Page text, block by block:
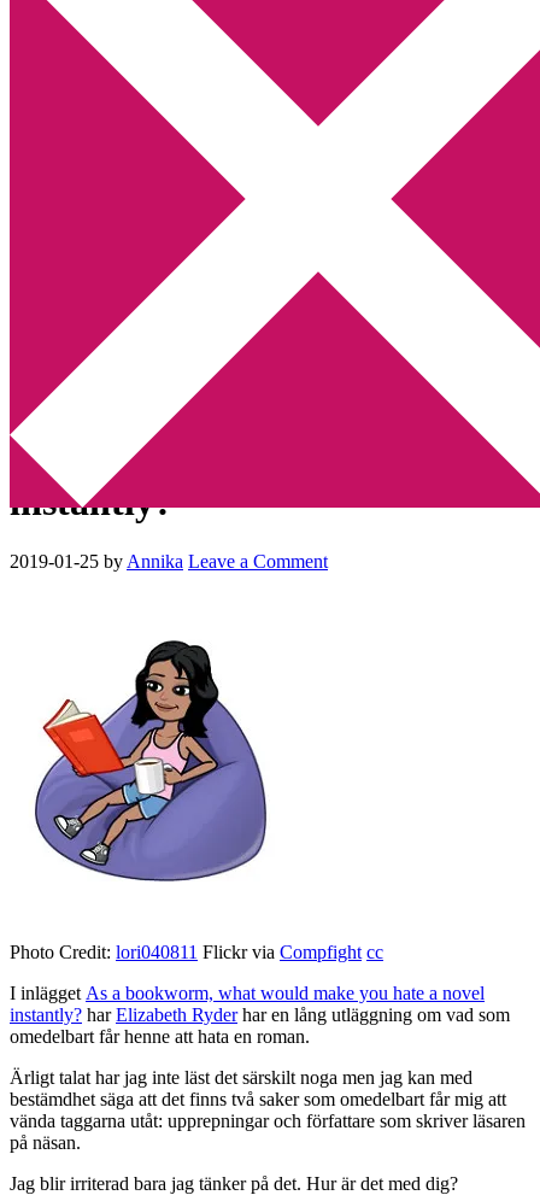
Hem
Boktolva
Författarfemman
Kontakt
Webbshop Amazon
Utskriftscentralen
Min tv-blogg
You are here:Home Okategoriserade
As a bookworm, what
would make you hate a novel instantly?
As a bookworm, what would
make you hate a novel
instantly?
2019-01-25 by Annika Leave a Comment
Photo Credit: lori040811 Flickr via Compfight cc
I inlägget As a bookworm, what would make you hate a novel
instantly? harElizabeth Ryderhar en lång utläggning om vad som
omedelbart får henne att hata en roman.
Ärligt talat har jag inte läst det särskilt noga men jag kan med
bestämdhet säga att det finns två saker som omedelbart får mig att
vända taggarna utåt: upprepningar och författare som skriver läsaren
på näsan.
Jag blir irriterad bara jag tänker på det. Hur är det med dig?